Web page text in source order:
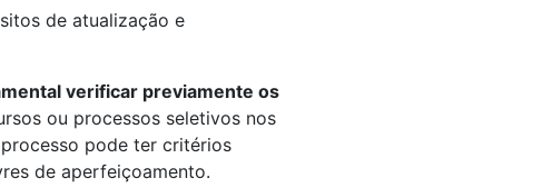
de atualização e
verificar previamente os
ou processos seletivos nos
pode ter critérios
de aperfeiçoamento.